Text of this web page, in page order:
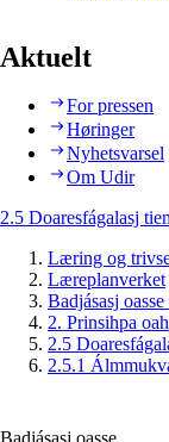
Aktuelt
For pressen
Høringer
Nyhetsvarsel
Om Udir
2.5 Doaresfágalasj
Læring og
Læreplanverket
Badjásasj
2. Prinsihpa
2.5
2.5.1